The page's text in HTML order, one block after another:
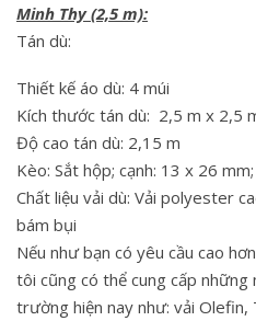
Minh Thy (2,5 m):
Tán dù:
Thiết kế áo dù: 4 múi
Kích thước tán dù: 2,5 m x 2,5
Độ cao tán dù: 2,15 m
Kèo: Sắt hộp; cạnh: 13 x 26
Chất liệu vải dù: Vải polyester
bám bụi
Nếu như bạn có yêu cầu cao
tôi cũng có thể cung cấp
trường hiện nay như: vải Olefin,